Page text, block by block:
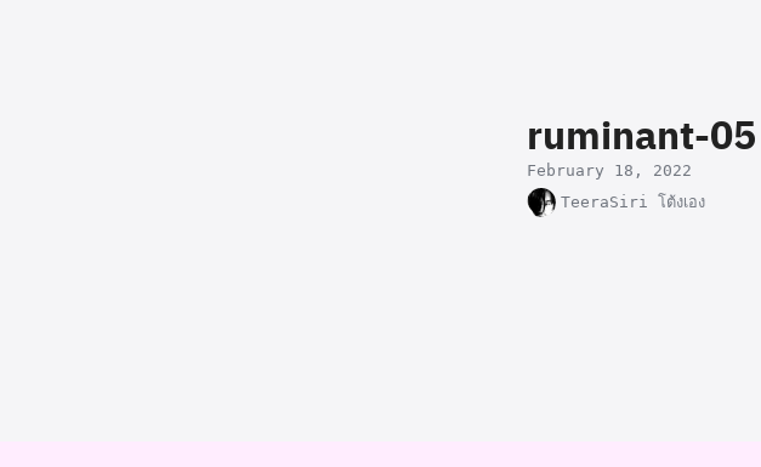
ruminant-05
February 18, 2022
TeeraSiri โต้งเอง